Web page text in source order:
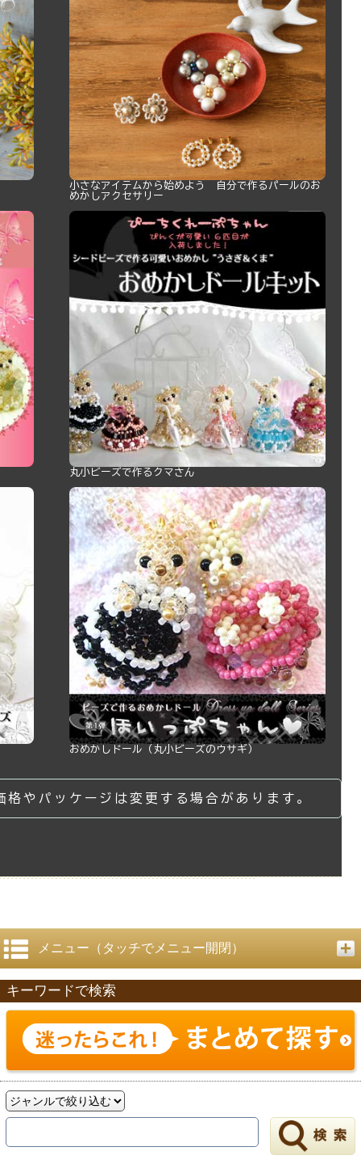
小さなアイテムから始めよう 自分で作るパールのお
めかしアクセサリー
丸小ビーズで作るクマさん
おめかしドール（丸小ビーズのウサギ）
やパッケージは変更する場合があります。
メニュー（タッチでメニュー開閉）
キーワードで検索